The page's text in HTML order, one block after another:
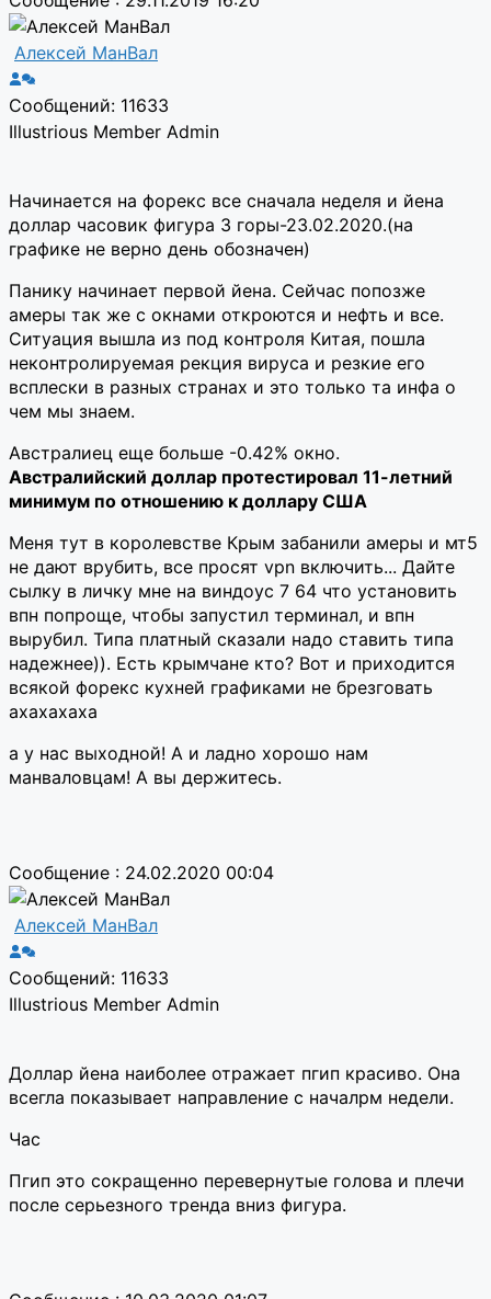
Алексей МанВал
Сообщений: 11633
Illustrious Member Admin
Начинается на форекс все сначала неделя и йена
доллар часовик фигура 3 горы-23.02.2020.(на
графике не верно день обозначен)
Панику начинает первой йена. Сейчас попозже
амеры так же с окнами откроются и нефть и все.
Ситуация вышла из под контроля Китая, пошла
неконтролируемая рекция вируса и резкие его
всплески в разных странах и это только та инфа о
чем мы знаем.
Австралиец еще больше -0.42% окно.
Австралийский доллар протестировал 11-летний
минимум по отношению к доллару США
Меня тут в королевстве Крым забанили амеры и мт5
не дают врубить, все просят vpn включить... Дайте
сылку в личку мне на виндоус 7 64 что установить
впн попроще, чтобы запустил терминал, и впн
вырубил. Типа платный сказали надо ставить типа
надежнее)). Есть крымчане кто? Вот и приходится
всякой форекс кухней графиками не брезговать
ахахахаха
а у нас выходной! А и ладно хорошо нам
манваловцам! А вы держитесь.
Сообщение : 24.02.2020 00:04
Алексей МанВал
Сообщений: 11633
Illustrious Member Admin
Доллар йена наиболее отражает пгип красиво. Она
всегла показывает направление с началрм недели.
Час
Пгип это сокращенно перевернутые голова и плечи
после серьезного тренда вниз фигура.